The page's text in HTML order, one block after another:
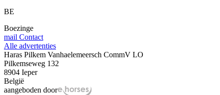
BE
Boezinge
mail Contact
Alle advertenties
Haras Pilkem Vanhaelemeersch CommV LO
Pilkemseweg 132
8904 Ieper
België
aangeboden door